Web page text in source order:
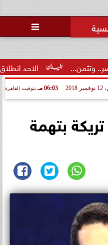

الاحد انطلاق  المرحلة الاولى
06:03 مـ بتوقيت القاهرة
بتهمة
العربي للتطوع يرعى
وسام الخير